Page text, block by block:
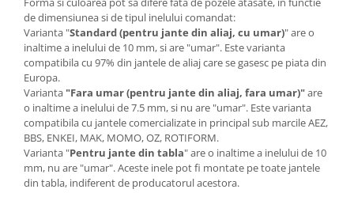
de dimensiunea si de tipul inelului comandat:
Varianta "Standard (pentru jante din aliaj, cu umar)" are o
inaltime a inelului de 10 mm, si are "umar". Este varianta
compatibila cu 97% din jantele de aliaj care se gasesc pe piata din
Europa.
Varianta "Fara umar (pentru jante din aliaj, fara umar)"are
o inaltime a inelului de 7.5 mm, si nu are "umar". Este varianta
compatibila cu jantele comercializate in principal sub marcile AEZ,
BBS, ENKEI, MAK, MOMO, OZ, ROTIFORM.
Varianta "Pentru jante din tabla" are o inaltime a inelului de 10
mm, nu are "umar". Aceste inele pot fi montate pe toate jantele
din tabla, indiferent de producatorul acestora.